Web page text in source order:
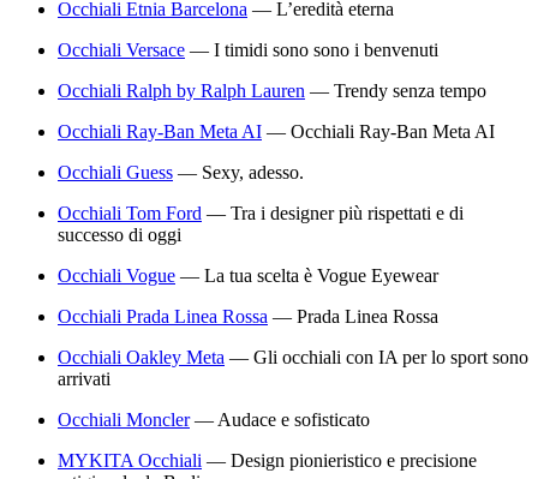
Occhiali Etnia Barcelona — L’eredità eterna
Occhiali Versace — I timidi sono sono i benvenuti
Occhiali Ralph by Ralph Lauren — Trendy senza tempo
Occhiali Ray-Ban Meta AI — Occhiali Ray-Ban Meta AI
Occhiali Guess — Sexy, adesso.
Occhiali Tom Ford — Tra i designer più rispettati e di
successo di oggi
Occhiali Vogue — La tua scelta è Vogue Eyewear
Occhiali Prada Linea Rossa — Prada Linea Rossa
Occhiali Oakley Meta — Gli occhiali con IA per lo sport sono
arrivati
Occhiali Moncler— Audace e sofisticato
MYKITA Occhiali — Design pionieristico e precisione